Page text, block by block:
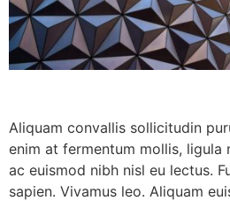
Aliquam convallis sollicitudin
enim at fermentum mollis, ligula
ac euismod nibh nisl eu lectus.
sapien. Vivamus leo. Aliquam